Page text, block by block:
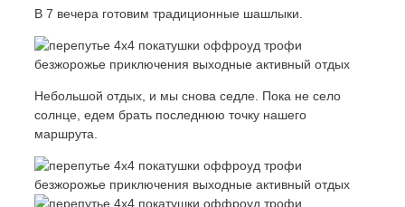
В 7 вечера готовим традиционные шашлыки.
Небольшой отдых, и мы снова седле. Пока не село
солнце, едем брать последнюю точку нашего
маршрута.